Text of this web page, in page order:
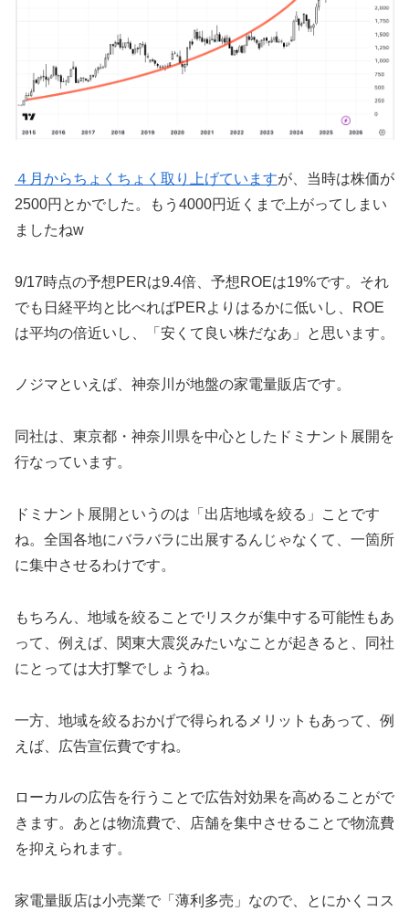
４月からちょくちょく取り上げていますが、当時は株価が
2500円とかでした。もう4000円近くまで上がってしまい
ましたねw
9/17時点の予想PERは9.4倍、予想ROEは19%です。それ
でも日経平均と比べればPERよりはるかに低いし、ROE
は平均の倍近いし、「安くて良い株だなあ」と思います。
ノジマといえば、神奈川が地盤の家電量販店です。
同社は、東京都・神奈川県を中心としたドミナント展開を
行なっています。
ドミナント展開というのは「出店地域を絞る」ことです
ね。全国各地にバラバラに出展するんじゃなくて、一箇所
に集中させるわけです。
もちろん、地域を絞ることでリスクが集中する可能性もあ
って、例えば、関東大震災みたいなことが起きると、同社
にとっては大打撃でしょうね。
一方、地域を絞るおかげで得られるメリットもあって、例
えば、広告宣伝費ですね。
ローカルの広告を行うことで広告対効果を高めることがで
きます。あとは物流費で、店舗を集中させることで物流費
を抑えられます。
家電量販店は小売業で「薄利多売」なので、とにかくコス